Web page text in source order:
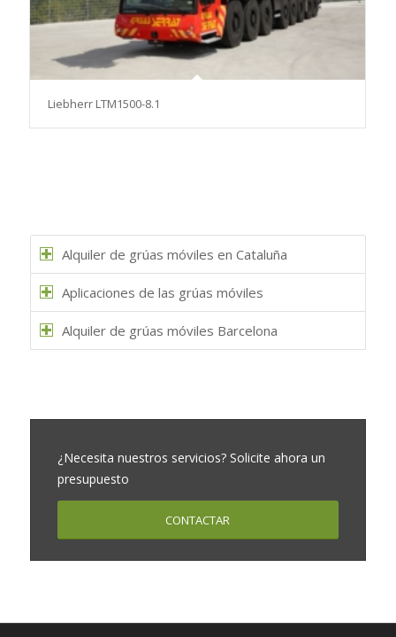
Liebherr LTM1500-8.1
Alquiler de grúas móviles en Cataluña
Aplicaciones de las grúas móviles
Alquiler de grúas móviles Barcelona
¿Necesita nuestros servicios? Solicite ahora un
presupuesto
CONTACTAR